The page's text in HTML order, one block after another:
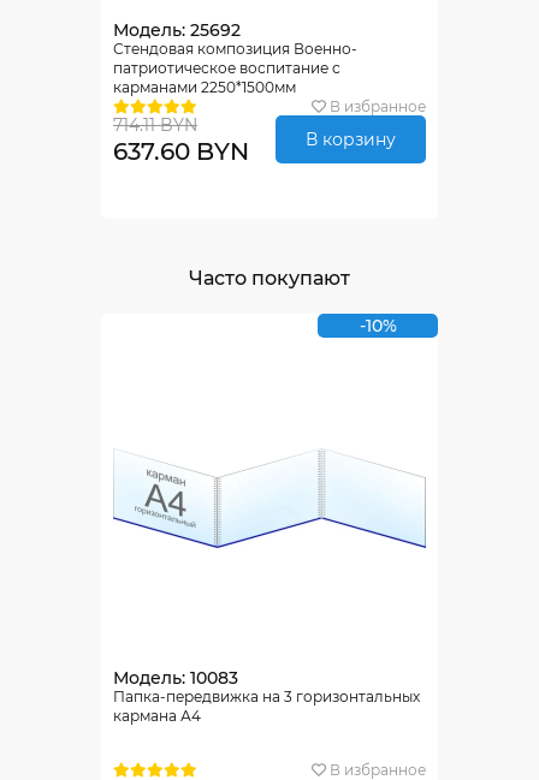
Модель: 25692
Стендовая композиция Военно-
патриотическое воспитание с
карманами 2250*1500мм
В избранное
714.11 BYN
637.60 BYN В корзину
Часто покупают
-10%
Модель: 10083
Папка-передвижка на 3 горизонтальных
кармана А4
В избранное